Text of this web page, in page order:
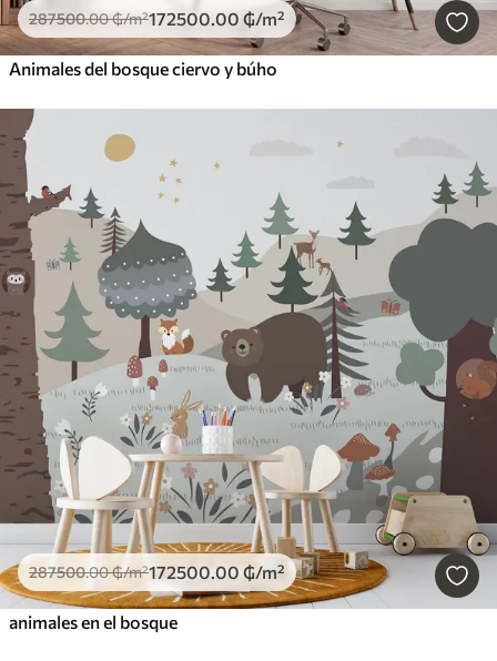
287500.00₲/m²172500.00 ₲/m²
Animales del bosque ciervo y búho
287500.00₲/m²172500.00 ₲/m²
animales en el bosque